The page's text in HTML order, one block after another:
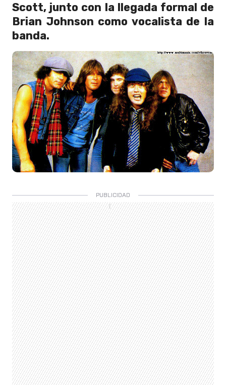
Scott, junto con la llegada formal de
Brian Johnson como vocalista de la
banda.